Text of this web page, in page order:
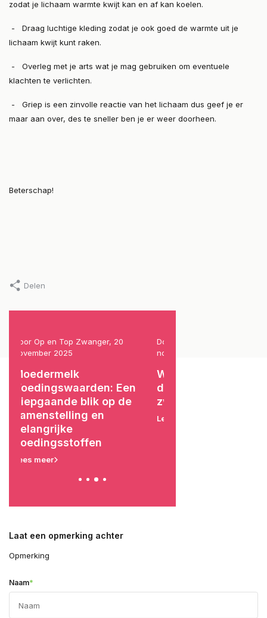
zodat je lichaam warmte kwijt kan en af kan koelen.
- Draag luchtige kleding zodat je ook goed de warmte uit je
lichaam kwijt kunt raken.
- Overleg met je arts wat je mag gebruiken om eventuele
klachten te verlichten.
- Griep is een zinvolle reactie van het lichaam dus geef je er
maar aan over, des te sneller ben je er weer doorheen.
Beterschap!
Delen
Door Op en Top Zwanger, 6
november 2025
Waarom een buikband
dragen tijdens en na de
zwangerschap
Lees meer
Laat een opmerking achter
Opmerking
Naam*